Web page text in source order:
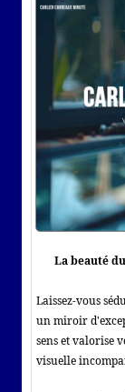
La beauté
Laissez-vous
un miroir
sens et valorise
visuelle